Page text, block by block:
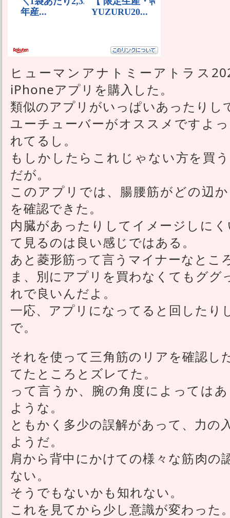
ヒューマンアナトミーアトラス
iPhoneアプリを購入した。
類似のアプリがいっぱいあったりし
ユーチューバーがオススメですよ
れてるし。
もしかしたらこれじゃない方を買
だが。
このアプリでは、腸腰筋がどの辺
を確認できた。
内臓があったりしてイメージしに
て見るのは良い感じではある。
あと菱形筋って言うマイナーなとこ
ま、別にアプリを買わなくてもググ
れで良いんだよ。
一応、アプリになってると回したり
で。
それを使って三角筋のリアを確認し
てたところとズレてた。
って言うか、腕の角度によっては
ような。
ともかく多少の誤解があって、力の
ようだ。
肩から背中にかけての様々な筋肉の
ない。
そうでもないかも知れない。
これを見てから少し意識が変わった